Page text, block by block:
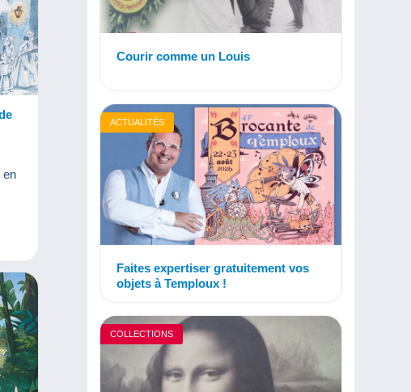
en
Courir comme un Louis
ACTUALITÉS
Faites expertiser gratuitement vos
objets à Temploux !
COLLECTIONS